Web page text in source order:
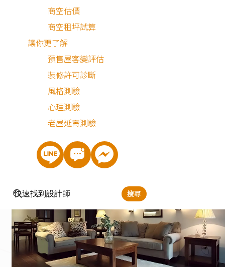
商空估價
商空租坪試算
讓你更了解
預售屋客變評估
裝修許可診斷
風格測驗
心理測驗
老屋延壽測驗
搜尋
燈光營造
整個居家空間以深色系為主體，從地板、櫃體、茶几、餐桌
門片、到床架以及臥榻皆是，雖然能空間相當沉穩，但一不
心也容易顯得陰暗無趣，設計師利用燈光的營造來解決這個